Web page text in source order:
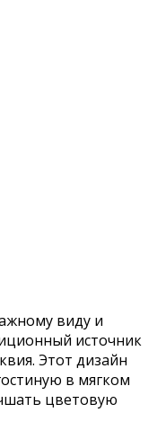
виду и
источник
Этот дизайн
в мягком
цветовую